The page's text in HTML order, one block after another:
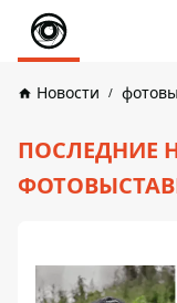
Новости
ПОСЛЕДНИЕ